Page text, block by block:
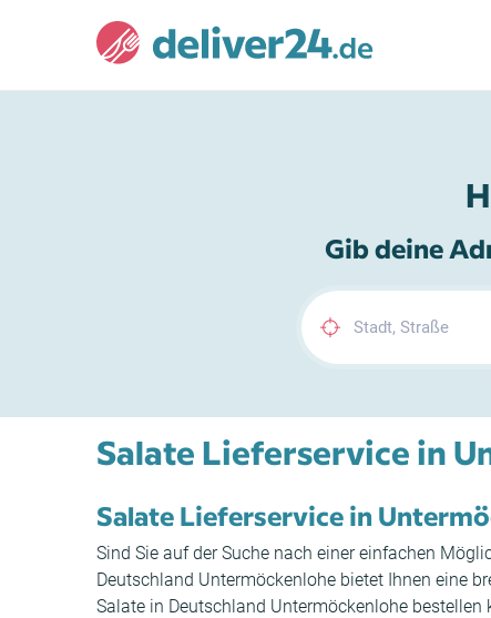
Gib deine
Salate Lieferservice in
Salate Lieferservice in
Sind Sie auf der Suche nach einer einfachen
Deutschland Untermöckenlohe bietet Ihnen eine
Salate in Deutschland Untermöckenlohe